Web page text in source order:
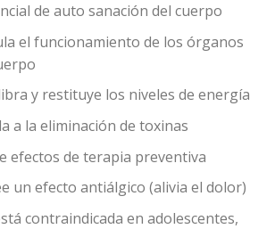
de auto sanación del cuerpo
el funcionamiento de los órganos
y restituye los niveles de energía
a la eliminación de toxinas
efectos de terapia preventiva
un efecto antiálgico (alivia el dolor)
contraindicada en adolescentes,